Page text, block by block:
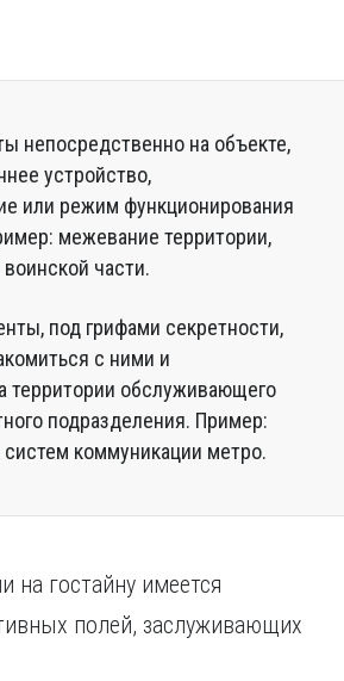
Ярославль
непосредственно на объекте,
устройство,
или режим функционирования
межевание территории,
части.
под грифами секретности,
с ними и
территории обслуживающего
подразделения. Пример:
коммуникации метро.
на гостайну имеется
полей, заслуживающих